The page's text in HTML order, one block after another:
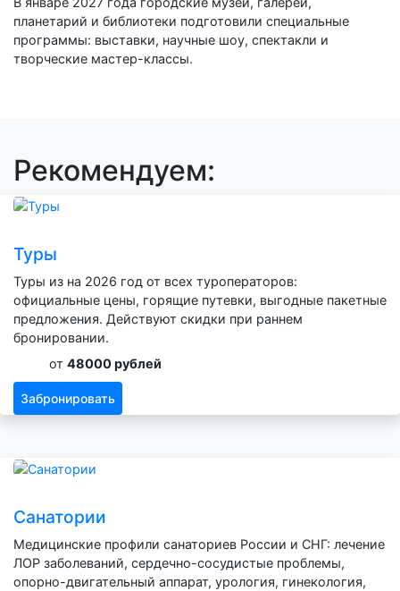
планетарий и библиотеки подготовили специальные
программы: выставки, научные шоу, спектакли и
творческие мастер-классы.
Рекомендуем:
Туры
Туры из на 2026 год от всех туроператоров:
официальные цены, горящие путевки, выгодные пакетные
предложения. Действуют скидки при раннем
бронировании.
от 48000 рублей
Забронировать
Санатории
Медицинские профили санаториев России и СНГ: лечение
ЛОР заболеваний, сердечно-сосудистые проблемы,
опорно-двигательный аппарат, урология, гинекология,